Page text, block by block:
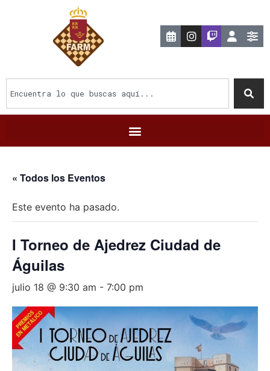
« Todos los Eventos
Este evento ha pasado.
I Torneo de Ajedrez Ciudad de
Águilas
julio 18 @ 9:30 am - 7:00 pm